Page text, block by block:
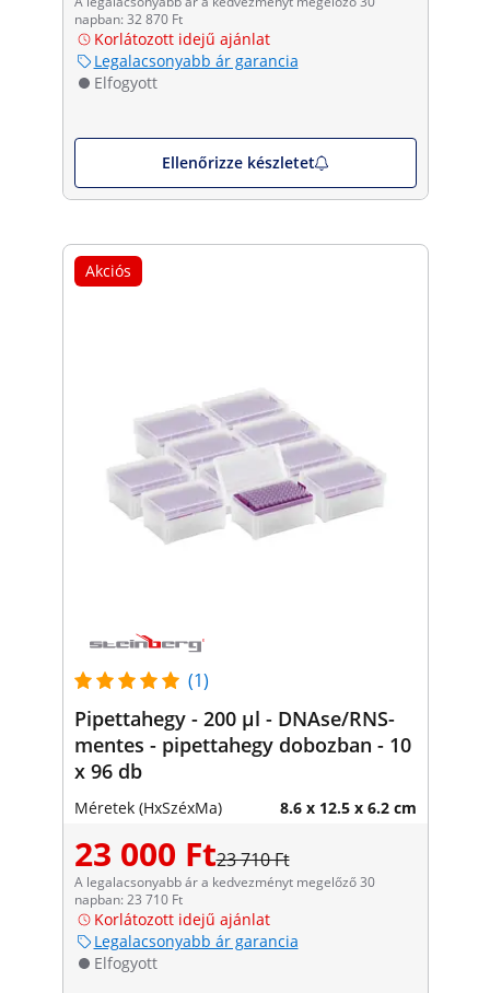
napban: 32 870 Ft
Korlátozott idejű ajánlat
Legalacsonyabb ár garancia
Elfogyott
Ellenőrizze készletet
Akciós
(1)
Pipettahegy - 200 µl - DNAse/RNS-
mentes - pipettahegy dobozban - 10
x 96 db
Méretek (HxSzéxMa) 8.6 x 12.5 x 6.2 cm
23 000 Ft23 710 Ft
A legalacsonyabb ár a kedvezményt megelőző 30
napban: 23 710 Ft
Korlátozott idejű ajánlat
Legalacsonyabb ár garancia
Elfogyott